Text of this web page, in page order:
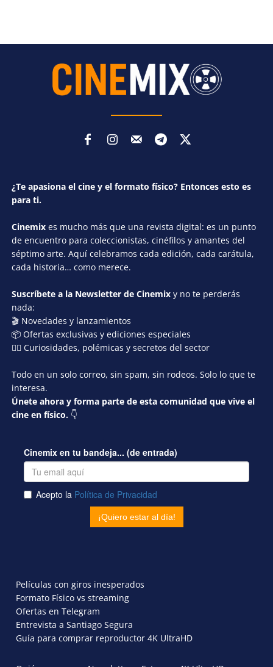
¿Te apasiona el cine y el formato físico? Entonces esto es
para ti.
Cinemix es mucho más que una revista digital: es un punto
de encuentro para coleccionistas, cinéfilos y amantes del
séptimo arte. Aquí celebramos cada edición, cada carátula,
cada historia… como merece.
Suscríbete a la Newsletter de Cinemix y no te perderás
nada:
🎬 Novedades y lanzamientos
📦 Ofertas exclusivas y ediciones especiales
🕵️‍♂️ Curiosidades, polémicas y secretos del sector
Todo en un solo correo, sin spam, sin rodeos. Solo lo que te
interesa.
Únete ahora y forma parte de esta comunidad que vive el
cine en físico. 👇
Películas con giros inesperados
Formato Físico vs streaming
Ofertas en Telegram
Entrevista a Santiago Segura
Guía para comprar reproductor 4K UltraHD